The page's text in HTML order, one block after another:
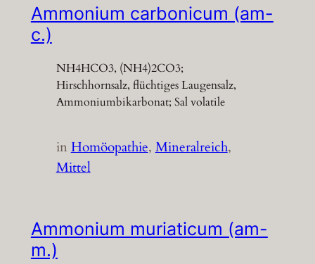
Ammonium carbonicum (am-
c.)
NH4HCO3, (NH4)2CO3;
Hirschhornsalz, flüchtiges Laugensalz,
Ammoniumbikarbonat; Sal volatile
inHomöopathie, Mineralreich
Mittel
Ammonium muriaticum (am-
m.)